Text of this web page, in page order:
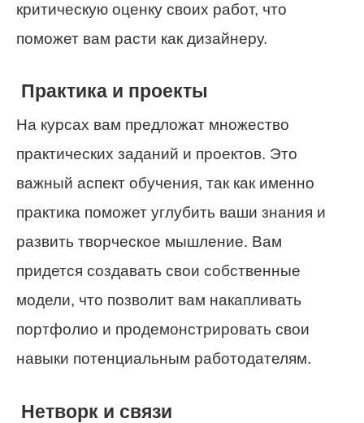
критическую оценку своих работ, что
поможет вам расти как дизайнеру.
Практика и проекты
На курсах вам предложат множество
практических заданий и проектов. Это
важный аспект обучения, так как именно
практика поможет углубить ваши знания и
развить творческое мышление. Вам
придется создавать свои собственные
модели, что позволит вам накапливать
портфолио и продемонстрировать свои
навыки потенциальным работодателям.
Нетворк и связи